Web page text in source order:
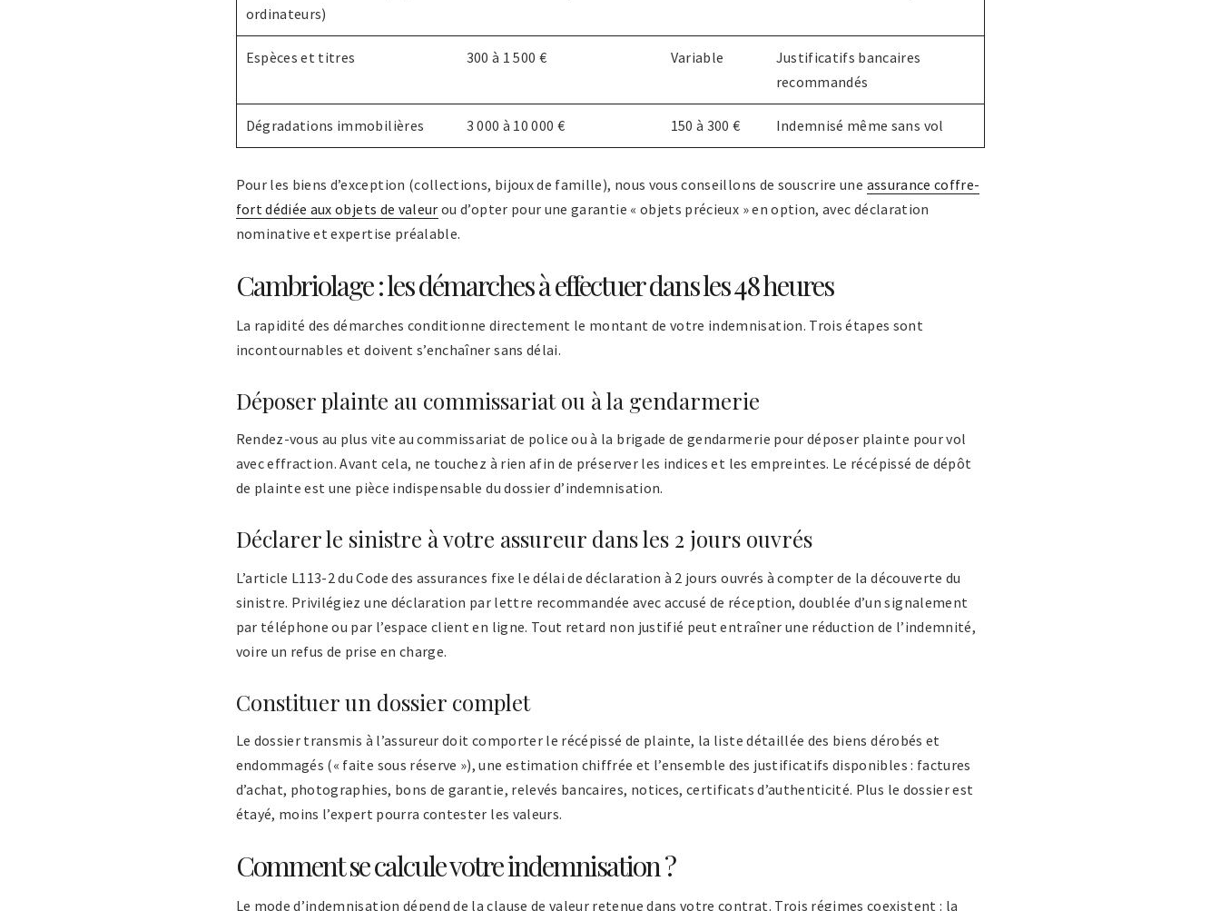
ordinateurs)
Espèces et titres 300 à 1 500 € Variable
Justificatifs bancaires
recommandés
Dégradations immobilières 3 000 à 10 000 € 150 à 300 € Indemnisé même sans vol
Pour les biens d’exception (collections, bijoux de famille), nous vous conseillons de souscrire une assurance coffre-
fort dédiée aux objets de valeur ou d’opter pour une garantie « objets précieux » en option, avec déclaration
nominative et expertise préalable.
Cambriolage : les démarches à effectuer dans les 48 heures
La rapidité des démarches conditionne directement le montant de votre indemnisation. Trois étapes sont
incontournables et doivent s’enchaîner sans délai.
Déposer plainte au commissariat ou à la gendarmerie
Rendez-vous au plus vite au commissariat de police ou à la brigade de gendarmerie pour déposer plainte pour vol
avec effraction. Avant cela, ne touchez à rien afin de préserver les indices et les empreintes. Le récépissé de dépôt
de plainte est une pièce indispensable du dossier d’indemnisation.
Déclarer le sinistre à votre assureur dans les 2 jours ouvrés
L’article L113-2 du Code des assurances fixe le délai de déclaration à 2 jours ouvrés à compter de la découverte du
sinistre. Privilégiez une déclaration par lettre recommandée avec accusé de réception, doublée d’un signalement
par téléphone ou par l’espace client en ligne. Tout retard non justifié peut entraîner une réduction de l’indemnité,
voire un refus de prise en charge.
Constituer un dossier complet
Le dossier transmis à l’assureur doit comporter le récépissé de plainte, la liste détaillée des biens dérobés et
endommagés (« faite sous réserve »), une estimation chiffrée et l’ensemble des justificatifs disponibles : factures
d’achat, photographies, bons de garantie, relevés bancaires, notices, certificats d’authenticité. Plus le dossier est
étayé, moins l’expert pourra contester les valeurs.
Comment se calcule votre indemnisation ?
Le mode d’indemnisation dépend de la clause de valeur retenue dans votre contrat. Trois régimes coexistent : la